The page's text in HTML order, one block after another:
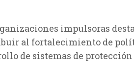
impulsoras
al fortalecimiento de
de sistemas de